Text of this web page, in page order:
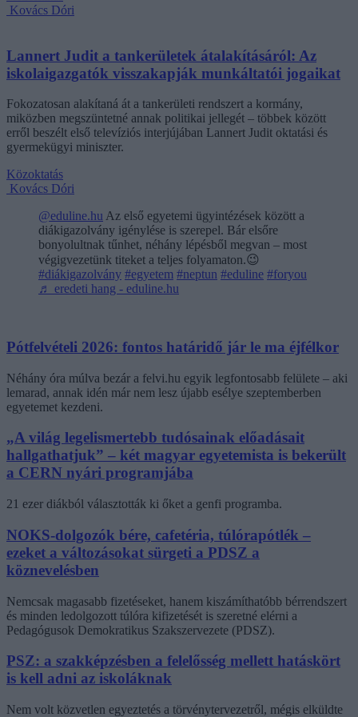
Kovács Dóri
Lannert Judit a tankerületek átalakításáról: Az
iskolaigazgatók visszakapják munkáltatói jogaikat
Fokozatosan alakítaná át a tankerületi rendszert a kormány,
miközben megszüntetné annak politikai jellegét – többek között
erről beszélt első televíziós interjújában Lannert Judit oktatási és
gyermekügyi miniszter.
Közoktatás
Kovács Dóri
@eduline.hu Az első egyetemi ügyintézések között a
diákigazolvány igénylése is szerepel. Bár elsőre
bonyolultnak tűnhet, néhány lépésből megvan – most
végigvezetünk titeket a teljes folyamaton.😉
#diákigazolvány #egyetem #neptun #eduline #foryou
♬ eredeti hang - eduline.hu
Pótfelvételi 2026: fontos határidő jár le ma éjfélkor
Néhány óra múlva bezár a felvi.hu egyik legfontosabb felülete – aki
lemarad, annak idén már nem lesz újabb esélye szeptemberben
egyetemet kezdeni.
„A világ legelismertebb tudósainak előadásait
hallgathatjuk” – két magyar egyetemista is bekerült
a CERN nyári programjába
21 ezer diákból választották ki őket a genfi programba.
NOKS-dolgozók bére, cafetéria, túlórapótlék –
ezeket a változásokat sürgeti a PDSZ a
köznevelésben
Nemcsak magasabb fizetéseket, hanem kiszámíthatóbb bérrendszert
és minden ledolgozott túlóra kifizetését is szeretné elérni a
Pedagógusok Demokratikus Szakszervezete (PDSZ).
PSZ: a szakképzésben a felelősség mellett hatáskört
is kell adni az iskoláknak
Nem volt közvetlen egyeztetés a törvénytervezetről, mégis elküldte